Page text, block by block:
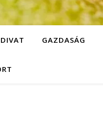
DIVAT GAZDASÁG